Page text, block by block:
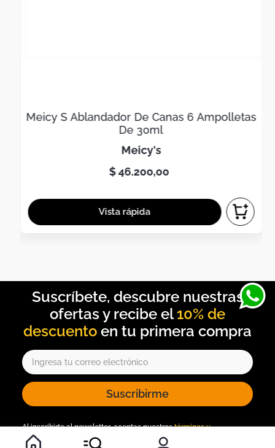
Meicy S Ablandador De Canas 6 Ampolletas
De 30ml
meicy's
$46.200,00
10% de
descuento
Suscribirme
Al inscribirte al newsletter, aceptas nuestrostérminos y
condiciones
, y nuestra política de tratamiento de información